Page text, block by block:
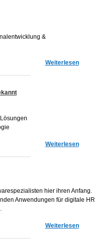
&
Weiterlesen
Weiterlesen
hier ihren Anfang.
Anwendungen für digitale HR
Weiterlesen